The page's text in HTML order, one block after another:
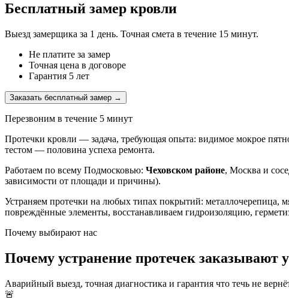
Бесплатный замер кровли
Выезд замерщика за 1 день. Точная смета в течение 15 минут.
Не платите за замер
Точная цена в договоре
Гарантия 5 лет
Заказать бесплатный замер →
Перезвоним в течение 5 минут
Протечки кровли — задача, требующая опыта: видимое мокрое
тестом — половина успеха ремонта.
Работаем по всему Подмосковью: Чеховском районе, Москва и
зависимости от площади и причины).
Устраняем протечки на любых типах покрытий:
повреждённые элементы, восстанавливаем гидроизоляцию,
Почему выбирают нас
Почему устранение протечек заказывают
Аварийный выезд, точная диагностика и гарантия что течь не
🚨